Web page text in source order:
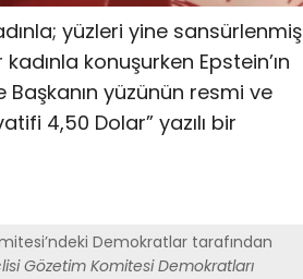
yüzleri yine sansürlenmiş
konuşurken Epstein’ın
yüzünün resmi ve
4,50 Dolar” yazılı bir
Demokratlar tarafından
Gözetim Komitesi Demokratları